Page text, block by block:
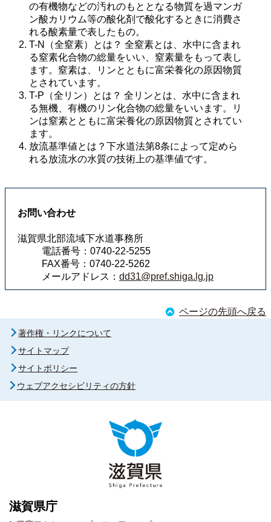
の有機物などの汚れのもととなる物質を過マンガ
ン酸カリウム等の酸化剤で酸化するときに消費さ
れる酸素量で表したもの。
T-N（全窒素）とは？ 全窒素とは、水中に含まれ
る窒素化合物の総量をいい、窒素量をもって表し
ます。窒素は、リンとともに富栄養化の原因物質
とされています。
T-P（全リン）とは？ 全リンとは、水中に含まれ
る無機、有機のリン化合物の総量をいいます。リ
ンは窒素とともに富栄養化の原因物質とされてい
ます。
放流基準値とは？下水道法第8条によって定めら
れる放流水の水質の技術上の基準値です。
お問い合わせ
滋賀県北部流域下水道事務所
電話番号：0740-22-5255
FAX番号：0740-22-5262
メールアドレス： dd31@pref.shiga.lg.jp
ページの先頭へ戻る
著作権・リンクについて
サイトマップ
サイトポリシー
ウェブアクセシビリティの方針
滋賀県庁